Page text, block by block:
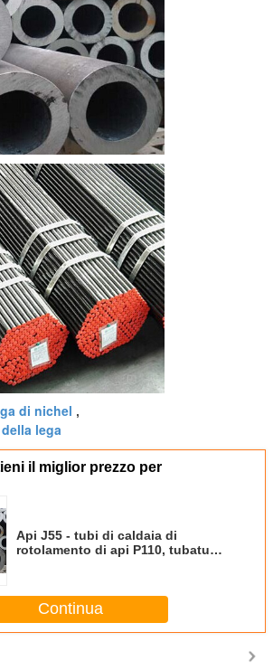
di nichel ,
lega
il miglior prezzo per
Api J55 - tubi di caldaia di
rotolamento di api P110, tubatura
Continua